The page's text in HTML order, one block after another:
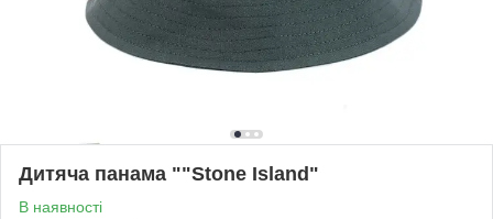
Дитяча панама ""Stone Island"
В наявності